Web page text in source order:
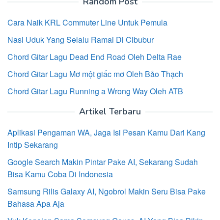
Cara Naik KRL Commuter Line Untuk Pemula
Nasi Uduk Yang Selalu Ramai Di Cibubur
Chord Gitar Lagu Dead End Road Oleh Delta Rae
Chord Gitar Lagu Mơ một giấc mơ Oleh Bảo Thạch
Chord Gitar Lagu Running a Wrong Way Oleh ATB
Artikel Terbaru
Aplikasi Pengaman WA, Jaga Isi Pesan Kamu Dari Kang
Intip Sekarang
Google Search Makin Pintar Pake AI, Sekarang Sudah
Bisa Kamu Coba Di Indonesia
Samsung Rilis Galaxy AI, Ngobrol Makin Seru Bisa Pake
Bahasa Apa Aja